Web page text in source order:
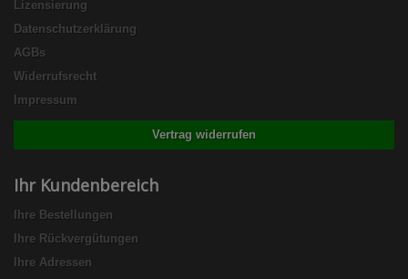
Lizensierung
Datenschutzerklärung
AGBs
Widerrufsrecht
Impressum
Vertrag widerrufen
Ihr Kundenbereich
Ihre Bestellungen
Ihre Rückvergütungen
Ihre Adressen